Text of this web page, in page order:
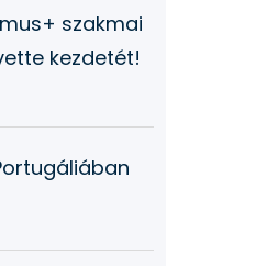
szakmai
kezdetét!